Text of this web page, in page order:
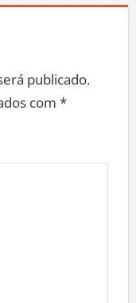
publicado.
com *